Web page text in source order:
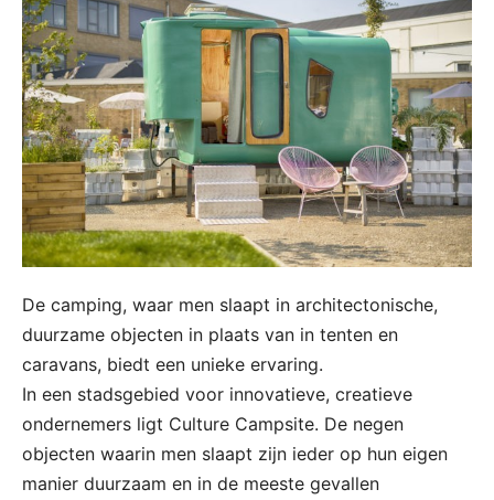
De camping, waar men slaapt in architectonische,
duurzame objecten in plaats van in tenten en
caravans, biedt een unieke ervaring.
In een stadsgebied voor innovatieve, creatieve
ondernemers ligt Culture Campsite. De negen
objecten waarin men slaapt zijn ieder op hun eigen
manier duurzaam en in de meeste gevallen